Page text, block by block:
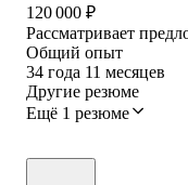
120 000 ₽
Рассматривает
Общий опыт
34 года 11 месяцев
Другие резюме
Ещё 1 резюме